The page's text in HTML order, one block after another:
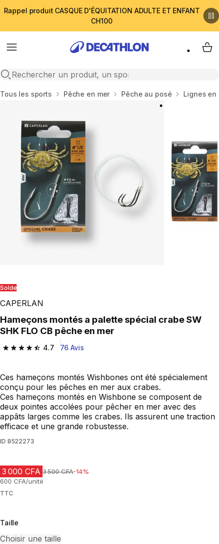
Rappel produit CASQUE D'ÉQUITATION ADULTE ET ENFANT
CH100
Menu
Open search
My
Accueil
Tous les sports Pêche en mer Pêche au posé Lignes en
Solde
CAPERLAN
Hameçons montés a palette spécial crabe SW
SHK FLO CB pêche en mer
4.7
4.7 out of 5 stars from 76 reviews
76 Avis
Ces hameçons montés Wishbones ont été spécialement
conçu pour les pêches en mer aux crabes.
Ces hameçons montés en Wishbone se composent de
deux pointes accolées pour pêcher en mer avec des
appâts larges comme les crabes. Ils assurent une traction
efficace et une grande robustesse.
ID 8522273
3 000 CFA Prix avant réduction
3 500 CFA-14%
600 CFA/unité
TTC
Taille